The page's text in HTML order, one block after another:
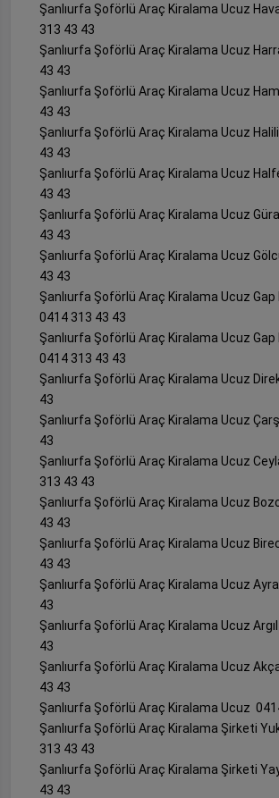
Şanlıurfa Şoförlü Araç Kiralama Ucuz
313 43 43
Şanlıurfa Şoförlü Araç Kiralama Ucuz
43 43
Şanlıurfa Şoförlü Araç Kiralama Ucuz
43 43
Şanlıurfa Şoförlü Araç Kiralama Ucuz
43 43
Şanlıurfa Şoförlü Araç Kiralama Ucuz
43 43
Şanlıurfa Şoförlü Araç Kiralama Ucuz
43 43
Şanlıurfa Şoförlü Araç Kiralama Ucuz
43 43
Şanlıurfa Şoförlü Araç Kiralama Ucuz Gap
0414 313 43 43
Şanlıurfa Şoförlü Araç Kiralama Ucuz Gap
0414 313 43 43
Şanlıurfa Şoförlü Araç Kiralama Ucuz
43
Şanlıurfa Şoförlü Araç Kiralama Ucuz
43
Şanlıurfa Şoförlü Araç Kiralama Ucuz
313 43 43
Şanlıurfa Şoförlü Araç Kiralama Ucuz
43 43
Şanlıurfa Şoförlü Araç Kiralama Ucuz
43 43
Şanlıurfa Şoförlü Araç Kiralama Ucuz
43
Şanlıurfa Şoförlü Araç Kiralama Ucuz
43
Şanlıurfa Şoförlü Araç Kiralama Ucuz
43 43
Şanlıurfa Şoförlü Araç Kiralama Ucuz
Şanlıurfa Şoförlü Araç Kiralama Şirketi
313 43 43
Şanlıurfa Şoförlü Araç Kiralama Şirketi
43 43